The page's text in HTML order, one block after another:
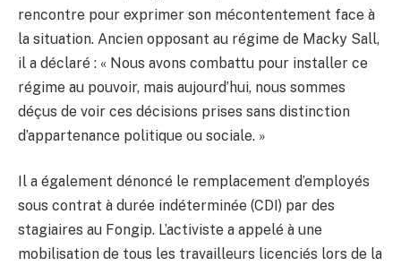
rencontre pour exprimer son mécontentement face à
la situation. Ancien opposant au régime de Macky Sall,
il a déclaré : « Nous avons combattu pour installer ce
régime au pouvoir, mais aujourd’hui, nous sommes
déçus de voir ces décisions prises sans distinction
d’appartenance politique ou sociale. »
Il a également dénoncé le remplacement d’employés
sous contrat à durée indéterminée (CDI) par des
stagiaires au Fongip. L’activiste a appelé à une
mobilisation de tous les travailleurs licenciés lors de la